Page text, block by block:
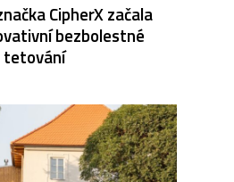
CipherX začala
bezbolestné
tetování